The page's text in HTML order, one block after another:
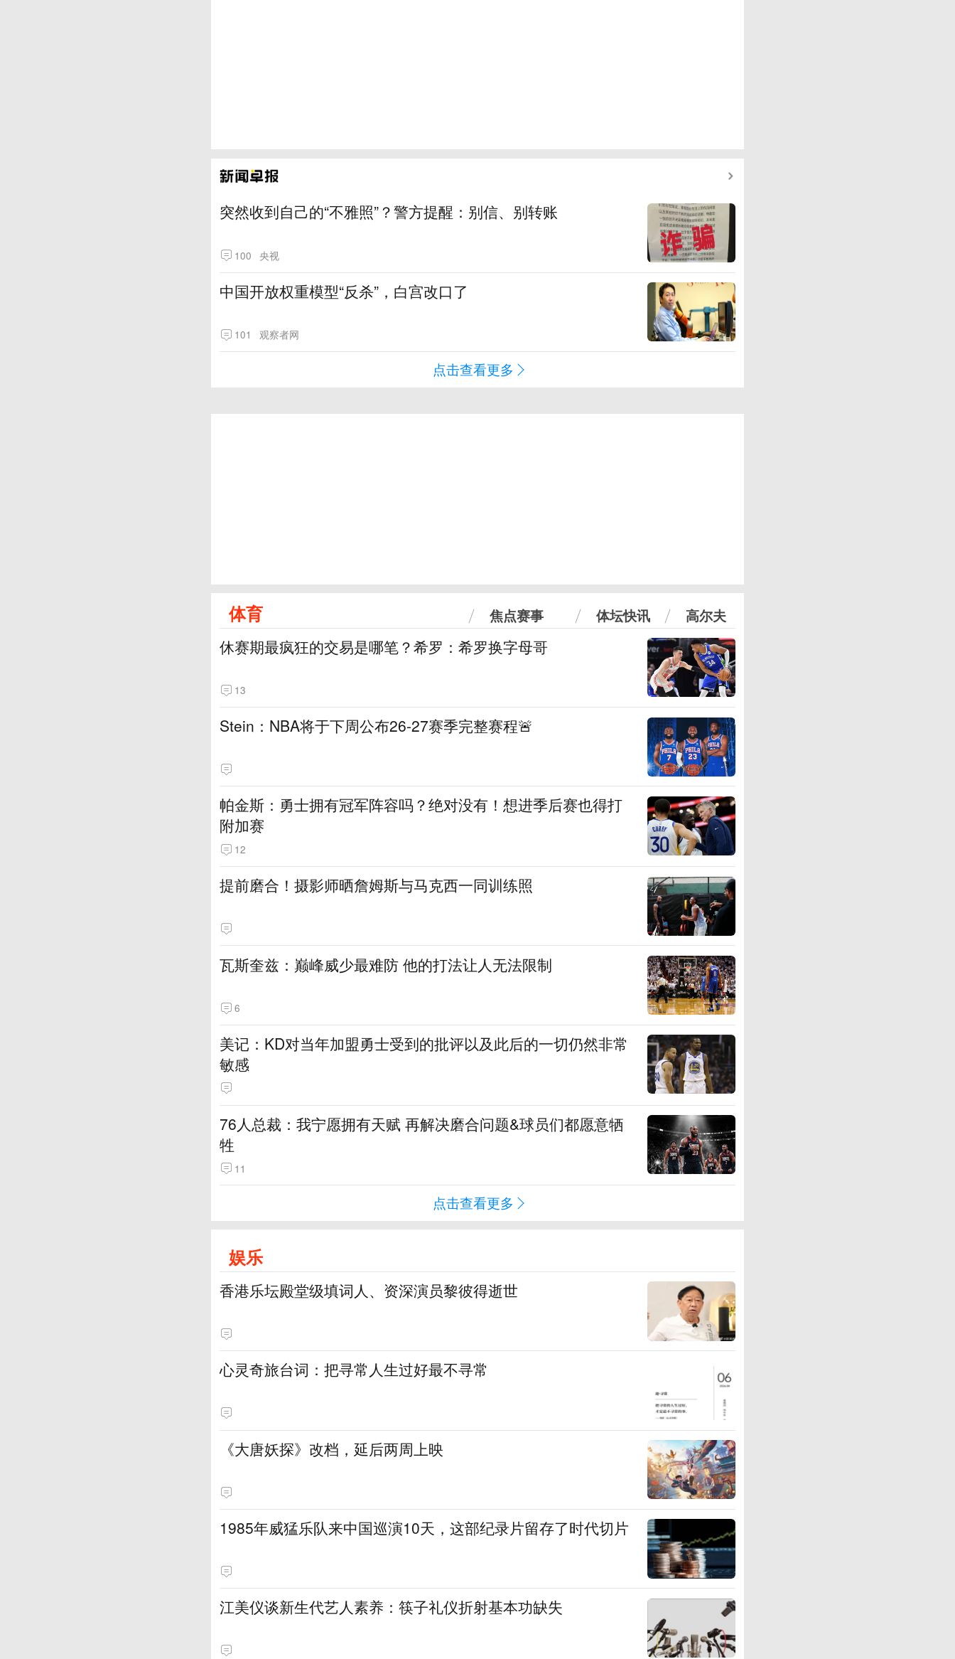
突然收到自己的“不雅照”？警方提醒：别信、别转账
100 央视
中国开放权重模型“反杀”，白宫改口了
101 观察者网
点击查看更多
体育 焦点赛事 体坛快讯 高尔夫
休赛期最疯狂的交易是哪笔？希罗：希罗换字母哥
13
Stein：NBA将于下周公布26-27赛季完整赛程🚨
帕金斯：勇士拥有冠军阵容吗？绝对没有！想进季后赛也得打
附加赛
12
提前磨合！摄影师晒詹姆斯与马克西一同训练照
瓦斯奎兹：巅峰威少最难防 他的打法让人无法限制
6
美记：KD对当年加盟勇士受到的批评以及此后的一切仍然非常
敏感
76人总裁：我宁愿拥有天赋 再解决磨合问题&球员们都愿意牺
牲
11
点击查看更多
娱乐
香港乐坛殿堂级填词人、资深演员黎彼得逝世
心灵奇旅台词：把寻常人生过好最不寻常
《大唐妖探》改档，延后两周上映
1985年威猛乐队来中国巡演10天，这部纪录片留存了时代切片
江美仪谈新生代艺人素养：筷子礼仪折射基本功缺失